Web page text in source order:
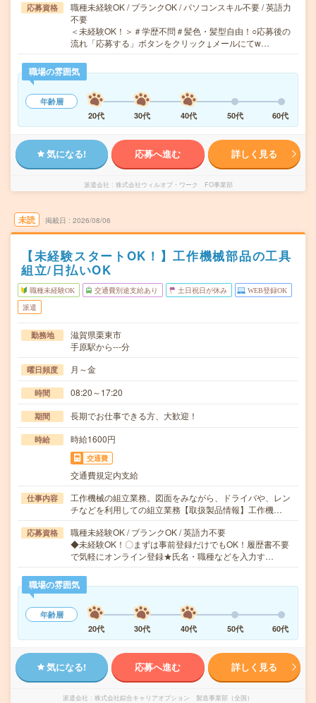
応募資格
職種未経験OK / ブランクOK / パソコンスキル不要 / 英語力
不要
＜未経験OK！＞＃学歴不問＃髪色・髪型自由！○応募後の
流れ「応募する」ボタンをクリック↓メールにてw…
職場の雰囲気
年齢層
20代
30代 40代 50代 60代
気になる! 応募へ進む 詳しく見る
派遣会社 株式会社ウィルオブ・ワーク FO事業部
未読 掲載日 2026/08/06
【未経験スタートOK！】工作機械部品の工具
組立/日払いOK
職種未経験OK 交通費別途支給あり 土日祝日が休み WEB登録OK
派遣
勤務地
滋賀県栗東市
手原駅から---分
曜日頻度 月～金
時間 08:20～17:20
期間 長期でお仕事できる方、大歓迎！
時給 時給1600円
交通費
交通費規定内支給
仕事内容
工作機械の組立業務。図面をみながら、ドライバや、レン
チなどを利用しての組立業務【取扱製品情報】工作機…
応募資格
職種未経験OK / ブランクOK / 英語力不要
◆未経験OK！〇まずは事前登録だけでもOK！履歴書不要
で気軽にオンライン登録★氏名・職種などを入力す…
職場の雰囲気
年齢層
20代
30代 40代 50代 60代
気になる! 応募へ進む 詳しく見る
派遣会社 株式会社綜合キャリアオプション 製造事業部（全国）